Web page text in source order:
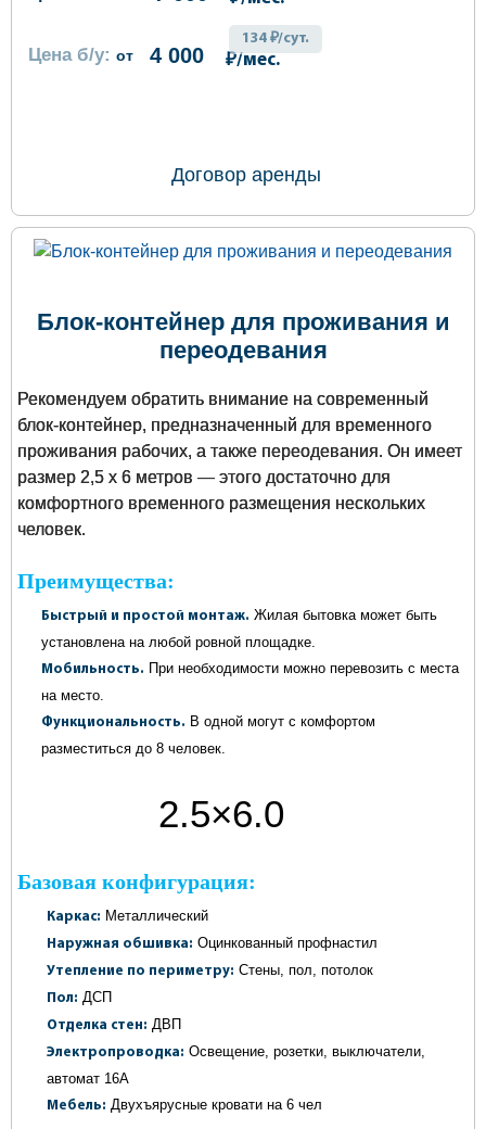
Цена б/у: от 4 000 ₽/мес.
134 ₽/сут.
Договор аренды
Блок-контейнер для проживания и
переодевания
Рекомендуем обратить внимание на современный
блок-контейнер, предназначенный для временного
проживания рабочих, а также переодевания. Он имеет
размер 2,5 х 6 метров — этого достаточно для
комфортного временного размещения нескольких
человек.
Преимущества:
Быстрый и простой монтаж. Жилая бытовка может быть
установлена на любой ровной площадке.
Мобильность. При необходимости можно перевозить с места
на место.
Функциональность. В одной могут с комфортом
разместиться до 8 человек.
2.5×6.0
Базовая конфигурация:
Каркас: Металлический
Наружная обшивка: Оцинкованный профнастил
Утепление по периметру: Стены, пол, потолок
Пол: ДСП
Отделка стен: ДВП
Электропроводка: Освещение, розетки, выключатели,
автомат 16А
Мебель: Двухъярусные кровати на 6 чел